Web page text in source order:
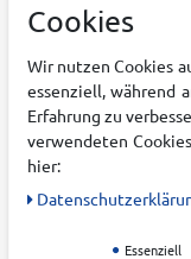
Herren
Kinder
Outdoor
Running
Training
Cookies
Wir nutzen Cookies
essenziell, während
Erfahrung zu
verwendeten
hier:
Essenziell